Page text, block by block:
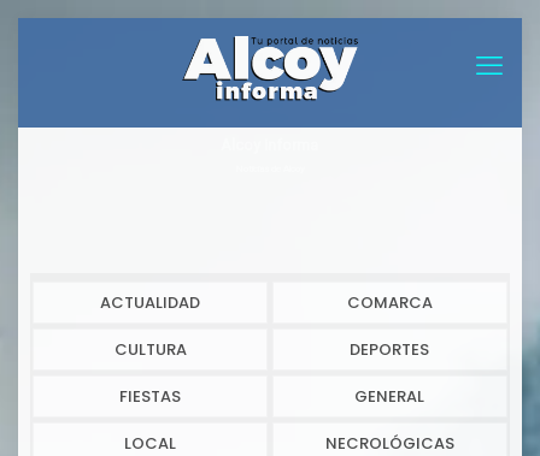
ACTUALIDAD COMARCA
CULTURA DEPORTES
FIESTAS GENERAL
LOCAL NECROLÓGICAS